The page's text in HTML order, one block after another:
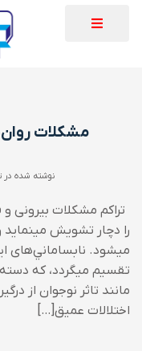
مشکلات
نوشته شده در
تراکم مشکلات بيرونی
را دچار تشويش
می‏شود. نابساماني‌های
تقسيم می‏گردد، که
مانند تاثر نوجوان از
اختلالات عميق[…]